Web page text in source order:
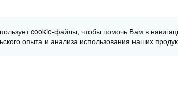
cookie-файлы, чтобы помочь Вам в
опыта и анализа использования наших